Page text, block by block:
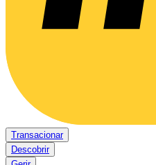
Transacionar
Descobrir